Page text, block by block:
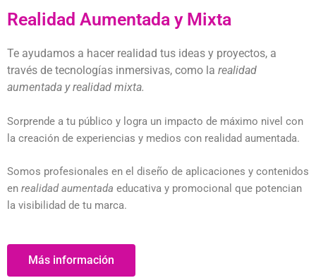
Realidad Aumentada y Mixta
Te ayudamos a hacer realidad tus ideas y proyectos, a
través de tecnologías inmersivas, como la realidad
aumentada y realidad mixta.
Sorprende a tu público y logra un impacto de máximo nivel con
la creación de experiencias y medios con realidad aumentada.
Somos profesionales en el diseño de aplicaciones y contenidos
en realidad aumentada educativa y promocional que potencian
la visibilidad de tu marca.
Más información